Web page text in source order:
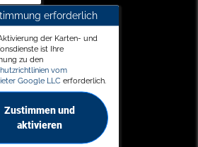
erforderlich
der Karten- und
ist Ihre
zu den
vom
Google LLC erforderlich.
Zustimmen und
aktivieren